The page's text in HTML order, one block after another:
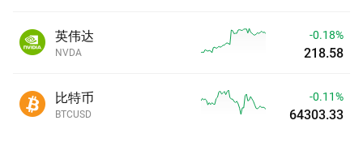
英伟达
NVDA
-0.18%
218.58
比特币
BTCUSD
-0.11%
64303.33